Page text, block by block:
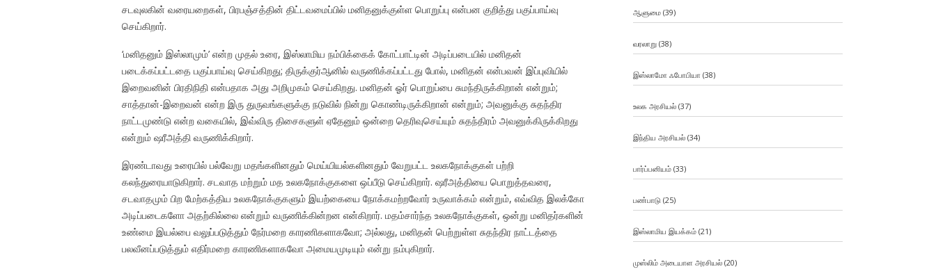
சடவுலகின் வரையறைகள், பிரபஞ்சத்தின் திட்டவமைப்பில் மனிதனுக்குள்ள பொறுப்பு என்பன குறித்து பகுப்பாய்வு
செய்கிறார்.
‘மனிதனும் இஸ்லாமும்’ என்ற முதல் உரை, இஸ்லாமிய நம்பிக்கைக் கோட்பாட்டின் அடிப்படையில் மனிதன்
படைக்கப்பட்டதை பகுப்பாய்வு செய்கிறது; திருக்குர்ஆனில் வருணிக்கப்பட்டது போல், மனிதன் என்பவன் இப்புவியில்
இறைவனின் பிரதிநிதி என்பதாக அது அறிமுகம் செய்கிறது. மனிதன் ஓர் பொறுப்பை சுமந்திருக்கிறான் என்றும்;
சாத்தான்-இறைவன் என்ற இரு துருவங்களுக்கு நடுவில் நின்று கொண்டிருக்கிறான் என்றும்; அவனுக்கு சுதந்திர
நாட்டமுண்டு என்ற வகையில், இவ்விரு திசைகளுள் ஏதேனும் ஒன்றை தெரிவுசெய்யும் சுதந்திரம் அவனுக்கிருக்கிறது
என்றும் ஷரீஅத்தி வருணிக்கிறார்.
இரண்டாவது உரையில் பல்வேறு மதங்களினதும் மெய்யியல்களினதும் வேறுபட்ட உலகநோக்குகள் பற்றி
கலந்துரையாடுகிறார். சடவாத மற்றும் மத உலகநோக்குகளை ஒப்பீடு செய்கிறார். ஷரீஅத்தியை பொறுத்தவரை,
சடவாதமும் பிற மேற்கத்திய உலகநோக்குகளும் இயற்கையை நோக்கமற்றவோர் உருவாக்கம் என்றும், எவ்வித இலக்கோ
அடிப்படைகளோ அதற்கில்லை என்றும் வருணிக்கின்றன என்கிறார். மதம்சார்ந்த உலகநோக்குகள், ஒன்று மனிதர்களின்
உண்மை இயல்பை வலுப்படுத்தும் நேர்மறை காரணிகளாகவோ; அல்லது, மனிதன் பெற்றுள்ள சுதந்திர நாட்டத்தை
பலவீனப்படுத்தும் எதிர்மறை காரணிகளாகவோ அமையமுடியும் என்று நம்புகிறார்.
ஆளுமை(39)
வரலாறு(38)
இஸ்லாமோ ஃபோபியா (38)
உலக அரசியல்(37)
இந்திய அரசியல்(34)
பார்ப்பனியம்(33)
பண்பாடு(25)
இஸ்லாமிய இயக்கம்(21)
முஸ்லிம் அடையாள அரசியல்(20)